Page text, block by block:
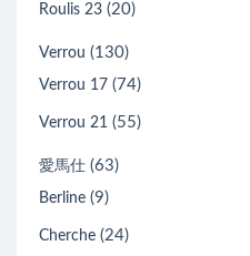
Roulis 23 (20)
Verrou (130)
Verrou 17 (74)
Verrou 21 (55)
愛馬仕 (63)
Berline (9)
Cherche (24)